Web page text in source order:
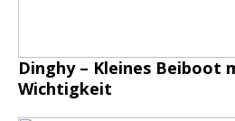
Dinghy – Kleines Beiboot
Wichtigkeit